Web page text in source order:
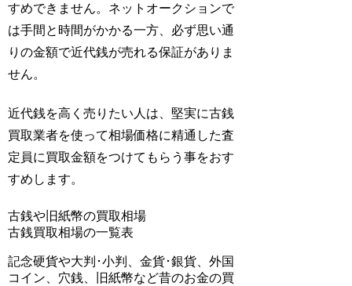
すめできません。ネットオークションで
は手間と時間がかかる一方、必ず思い通
りの金額で近代銭が売れる保証がありま
せん。
近代銭を高く売りたい人は、堅実に古銭
買取業者を使って相場価格に精通した査
定員に買取金額をつけてもらう事をおす
すめします。
古銭や旧紙幣の買取相場
古銭買取相場の一覧表
記念硬貨や大判･小判、金貨･銀貨、外国
コイン、穴銭、旧紙幣など昔のお金の買